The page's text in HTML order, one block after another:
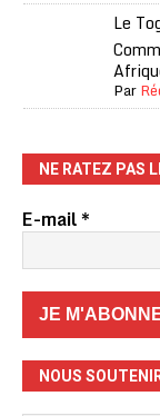
Le
Par
NE RATEZ PAS
E-mail*
NOUS